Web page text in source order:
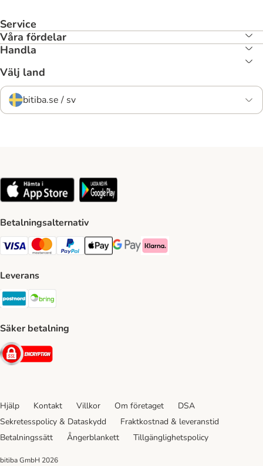
Service
Våra fördelar
Handla
Välj land
bitiba.se / sv
Betalningsalternativ
VISA Payment Method
Mastercard Payment Method
Paypal Payment Method
Apple Pay Payment Method
Google Pay Payment Method
Klarna Payment Method
Leverans
Postnord Shipping Method
Säker betalning
Security
Hjälp Kontakt Villkor Om företaget
DSA
Sekretesspolicy & Dataskydd
Fraktkostnad & leveranstid
Betalningssätt
Ångerblankett Tillgänglighetspolicy
bitiba GmbH 2026